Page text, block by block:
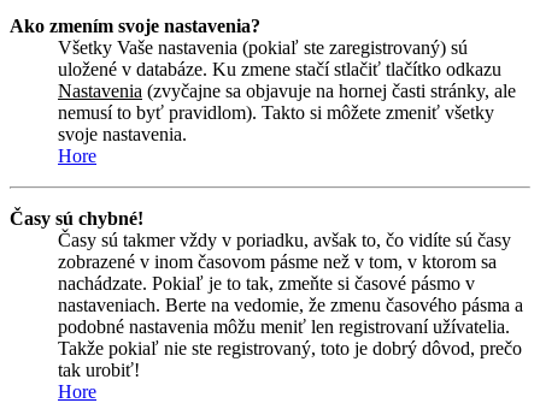
Ako zmením svoje nastavenia?
Všetky Vaše nastavenia (pokiaľ ste zaregistrovaný) sú
uložené v databáze. Ku zmene stačí stlačiť tlačítko odkazu
Nastavenia (zvyčajne sa objavuje na hornej časti stránky, ale
nemusí to byť pravidlom). Takto si môžete zmeniť všetky
svoje nastavenia.
Hore
Časy sú chybné!
Časy sú takmer vždy v poriadku, avšak to, čo vidíte sú časy
zobrazené v inom časovom pásme než v tom, v ktorom sa
nachádzate. Pokiaľ je to tak, zmeňte si časové pásmo v
nastaveniach. Berte na vedomie, že zmenu časového pásma a
podobné nastavenia môžu meniť len registrovaní užívatelia.
Takže pokiaľ nie ste registrovaný, toto je dobrý dôvod, prečo
tak urobiť!
Hore